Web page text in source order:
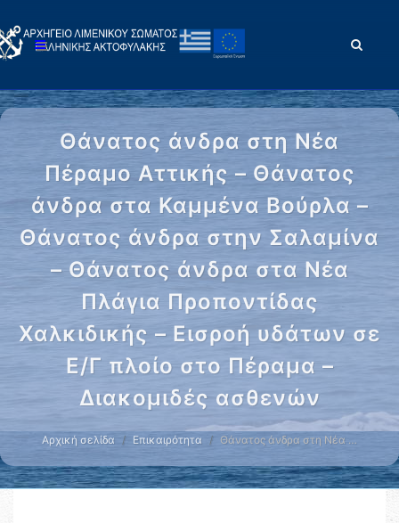
Θάνατος άνδρα στη Νέα
Πέραμο Αττικής – Θάνατος
άνδρα στα Καμμένα Βούρλα –
Θάνατος άνδρα στην Σαλαμίνα
– Θάνατος άνδρα στα Νέα
Πλάγια Προποντίδας
Χαλκιδικής – Εισροή υδάτων σε
Ε/Γ πλοίο στο Πέραμα –
Διακομιδές ασθενών
Αρχική σελίδα Επικαιρότητα Θάνατος άνδρα στη Νέα …